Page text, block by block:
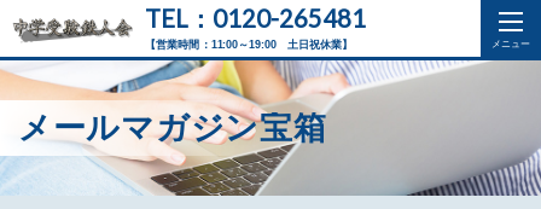
【営業時間：11:00～19:00 土日祝休業】
TEL：0120-265481
メールマガジン宝箱